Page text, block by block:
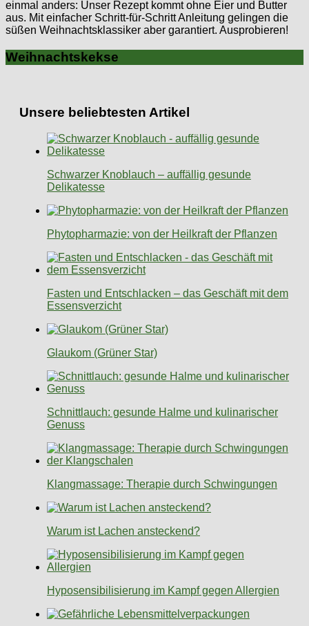
einmal anders: Unser Rezept kommt ohne Eier und Butter
aus. Mit einfacher Schritt-für-Schritt Anleitung gelingen die
süßen Weihnachtsklassiker aber garantiert. Ausprobieren!
Weihnachtskekse
Unsere beliebtesten Artikel
Schwarzer Knoblauch – auffällig gesunde
Delikatesse
Phytopharmazie: von der Heilkraft der Pflanzen
Fasten und Entschlacken – das Geschäft mit dem
Essensverzicht
Glaukom (Grüner Star)
Schnittlauch: gesunde Halme und kulinarischer
Genuss
Klangmassage: Therapie durch Schwingungen
Warum ist Lachen ansteckend?
Hyposensibilisierung im Kampf gegen Allergien